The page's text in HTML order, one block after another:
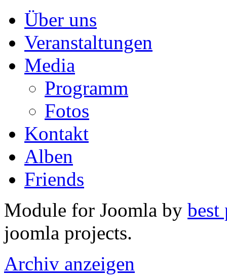
Über uns
Veranstaltungen
Media
Programm
Fotos
Kontakt
Alben
Friends
Module for Joomla by best
joomla projects.
Archiv anzeigen